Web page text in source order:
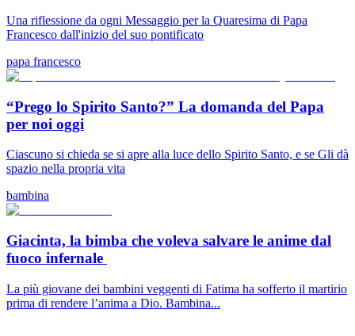
Una riflessione da ogni Messaggio per la Quaresima di Papa
Francesco dall'inizio del suo pontificato
papa francesco
“Prego lo Spirito Santo?” La domanda del Papa
per noi oggi
Ciascuno si chieda se si apre alla luce dello Spirito Santo, e se Gli dà
spazio nella propria vita
bambina
Giacinta, la bimba che voleva salvare le anime dal
fuoco infernale
La più giovane dei bambini veggenti di Fatima ha sofferto il martirio
prima di rendere l’anima a Dio. Bambina...